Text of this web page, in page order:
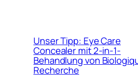
Unser Tipp: Eye Care
Concealer mit 2-in-1-
Behandlung von
Recherche